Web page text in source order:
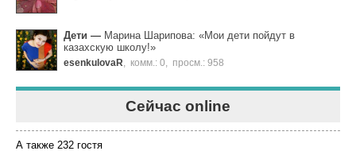
Дети — Марина Шарипова: «Мои дети пойдут в
казахскую школу!»
esenkulovaR комм.: 0 просм.: 958
Сейчас online
А также 232 гостя